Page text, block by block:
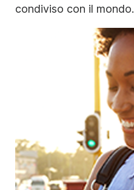
condiviso con il mondo.